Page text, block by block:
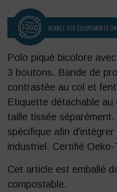
RENDEZ VOS ÉQUIPEMENTS
Polo piqué bicolore
3 boutons. Bande de
contrastée au col et
Etiquette détachable
taille tissée
spécifique afin
industriel. Certifié
Cet article est emballé
compostable.